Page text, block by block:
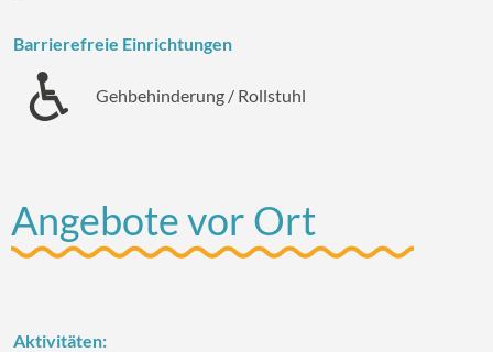
Barrierefreie Einrichtungen
Gehbehinderung / Rollstuhl
Angebote vor Ort
Aktivitäten: